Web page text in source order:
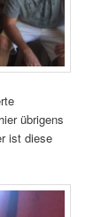
übrigens
ist diese